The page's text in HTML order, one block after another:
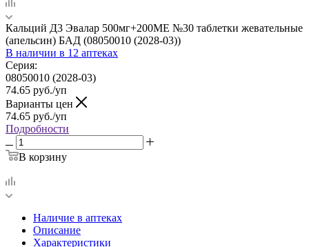
Кальций Д3 Эвалар 500мг+200МЕ №30 таблетки жевательные
(апельсин) БАД (08050010 (2028-03))
В наличии в 12 аптеках
Серия:
08050010 (2028-03)
74.65 руб./уп
Варианты цен
74.65 руб./уп
Подробности
В корзину
Наличие в аптеках
Описание
Характеристики